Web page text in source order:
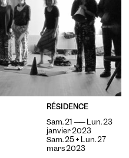
RÉSIDENCE
Sam. 21 —— Lun. 23
janvier 2023
Sam. 25 + Lun. 27
mars 2023